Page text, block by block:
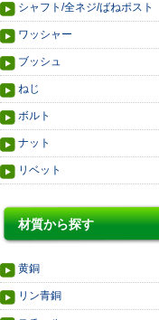
シャフト/全ネジ/ばねポスト
ワッシャー
ブッシュ
ねじ
ボルト
ナット
リベット
材質から探す
黄銅
リン青銅